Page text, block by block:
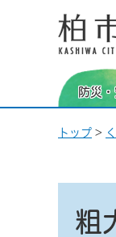
柏市 つ
防災
トップ >
粗